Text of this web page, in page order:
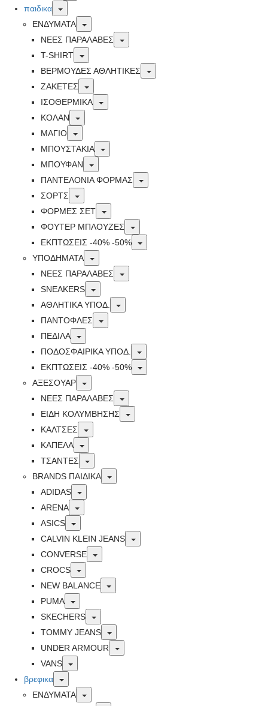
παιδικα
Toggle
ΕΝΔΥΜΑΤΑ
Toggle
ΝΕΕΣ ΠΑΡΑΛΑΒΕΣ
Toggle
T-SHIRT
Toggle
ΒΕΡΜΟΥΔΕΣ ΑΘΛΗΤΙΚΕΣ
Toggle
ΖΑΚΕΤΕΣ
Toggle
ΙΣΟΘΕΡΜΙΚΑ
Toggle
ΚΟΛΑΝ
Toggle
ΜΑΓΙΟ
Toggle
ΜΠΟΥΣΤΑΚΙΑ
Toggle
ΜΠΟΥΦΑΝ
Toggle
ΠΑΝΤΕΛΟΝΙΑ ΦΟΡΜΑΣ
Toggle
ΣΟΡΤΣ
Toggle
ΦΟΡΜΕΣ ΣΕΤ
Toggle
ΦΟΥΤΕΡ ΜΠΛΟΥΖΕΣ
Toggle
ΕΚΠΤΏΣΕΙΣ -40% -50%
Toggle
ΥΠΟΔΗΜΑΤΑ
Toggle
ΝΕΕΣ ΠΑΡΑΛΑΒΕΣ
Toggle
SNEAKERS
Toggle
ΑΘΛΗΤΙΚΑ ΥΠΟΔ.
Toggle
ΠΑΝΤΟΦΛΕΣ
Toggle
ΠΕΔΙΛΑ
Toggle
ΠΟΔΟΣΦΑΙΡΙΚΑ ΥΠΟΔ.
Toggle
ΕΚΠΤΏΣΕΙΣ -40% -50%
Toggle
ΑΞΕΣΟΥΑΡ
Toggle
ΝΕΕΣ ΠΑΡΑΛΑΒΕΣ
Toggle
ΕΙΔΗ ΚΟΛΥΜΒΗΣΗΣ
Toggle
ΚΑΛΤΣΕΣ
Toggle
ΚΑΠΕΛΑ
Toggle
ΤΣΑΝΤΕΣ
Toggle
BRANDS ΠΑΙΔΙΚΆ
Toggle
ADIDAS
Toggle
ARENA
Toggle
ASICS
Toggle
CALVIN KLEIN JEANS
Toggle
CONVERSE
Toggle
CROCS
Toggle
NEW BALANCE
Toggle
PUMA
Toggle
SKECHERS
Toggle
TOMMY JEANS
Toggle
UNDER ARMOUR
Toggle
VANS
Toggle
βρεφικα
Toggle
ΕΝΔΥΜΑΤΑ
Toggle